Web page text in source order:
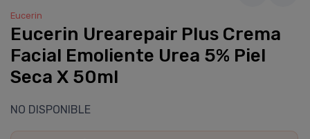
Eucerin
Eucerin Urearepair Plus Crema
Facial Emoliente Urea 5% Piel
Seca X 50ml
NO DISPONIBLE